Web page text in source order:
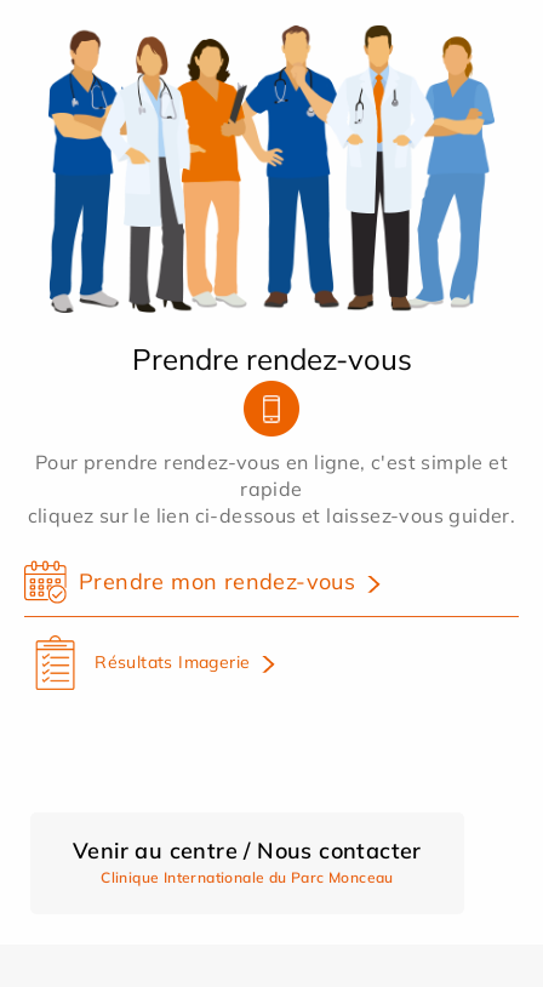
Prendre rendez-vous
Pour prendre rendez-vous en ligne, c'est simple et
rapide
cliquez sur le lien ci-dessous et laissez-vous guider.
Prendre mon rendez-vous
Résultats Imagerie
Venir au centre / Nous contacter
Clinique Internationale du Parc Monceau